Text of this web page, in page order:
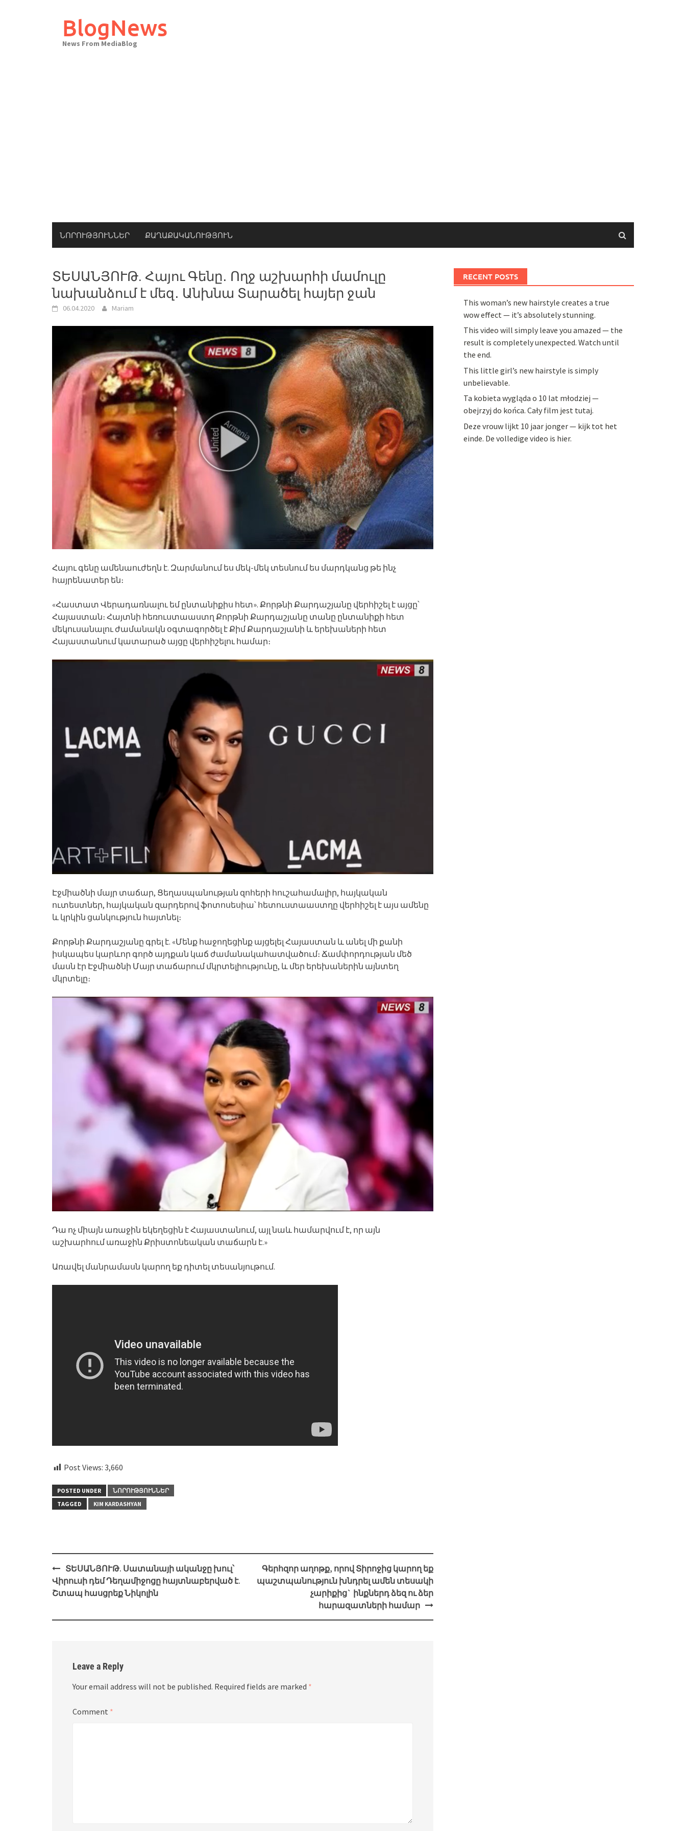
BlogNews
News From MediaBlog
ՆՈՐՈՒԹՅՈՒՆՆԵՐ ՔԱՂԱՔԱԿԱՆՈՒԹՅՈՒՆ
ՏԵՍԱՆՅՈՒԹ. Հայու Գենը․ Ողջ աշխարհի մամուլը
նախանձում է մեզ․ Անխնա Տարածել հայեր ջան
06.04.2020 Mariam
Հայու գենը ամենաուժեղն է. Զարմանում ես մեկ-մեկ տեսնում ես մարդկանց թե ինչ
հայրենատեր են։
«Հաստատ Վերադառնալու եմ ընտանիքիս հետ». Քորթնի Քարդաշյանը վերհիշել է այցը՝
Հայաստան։ Հայտնի հեռուստաաստղ Քորթնի Քարդաշյանը տանը ընտանիքի հետ
մեկուսանալու ժամանակն օգտագործել է Քիմ Քարդաշյանի և երեխաների հետ
Հայաստանում կատարած այցը վերհիշելու համար։
Էջմիածնի մայր տաճար, Ցեղասպանության զոհերի հուշահամալիր, հայկական
ուտեստներ, հայկական զարդերով ֆոտոսեսիա՝ հետուստաաստղը վերհիշել է այս ամենը
և կրկին ցանկություն հայտնել։
Քորթնի Քարդաշյանը գրել է. «Մենք հաջողեցինք այցելել Հայաստան և անել մի քանի
իսկապես կարևոր գործ այդքան կաճ ժամանակահատվածում։ Ճամփորդության մեծ
մասն էր Էջմիածնի Մայր տաճարում մկրտելիությունը, և մեր երեխաներին այնտեղ
մկրտելը։
Դա ոչ միայն առաջին եկեղեցին է Հայաստանում, այլ նաև համարվում է, որ այն
աշխարհում առաջին Քրիստոնեական տաճարն է.»
Առավել մանրամասն կարող եք դիտել տեսանյութում.
Post Views: 3,660
POSTED UNDER
ՆՈՐՈՒԹՅՈՒՆՆԵՐ
TAGGED
KIM KARDASHYAN
Post
navigation
ՏԵՍԱՆՅՈՒԹ. Սատանայի ականջը խուլ՝
Վիրուսի դեմ Դեղամիջոցը հայտնաբերված է.
Շտապ հասցրեք Նիկոլին
Գերհզոր աղոթք, որով Տիրոջից կարող եք
պաշտպանություն խնդրել ամեն տեսակի
չարիքից` ինքներդ ձեզ ու ձեր
հարազատների համար
Leave a Reply
Your email address will not be published. Required fields are marked *
Comment *
RECENT POSTS
This woman’s new hairstyle creates a true
wow effect — it’s absolutely stunning.
This video will simply leave you amazed — the
result is completely unexpected. Watch until
the end.
This little girl’s new hairstyle is simply
unbelievable.
Ta kobieta wygląda o 10 lat młodziej —
obejrzyj do końca. Cały film jest tutaj.
Deze vrouw lijkt 10 jaar jonger — kijk tot het
einde. De volledige video is hier.